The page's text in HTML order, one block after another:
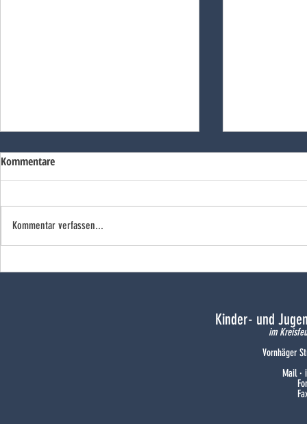
Kommentare
Kommentar verfassen...
Kinder- und
im
Vornhäger
Mail ·